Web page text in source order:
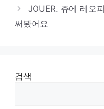
리
JOUER. 쥬에 레오
써봤어요
검색